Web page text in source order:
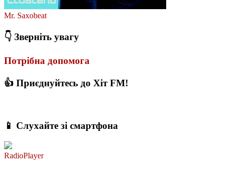
Mr. Saxobeat
👇 Зверніть увагу
Потрібна допомога
👍 Приєднуйтесь до Хіт FM!
📱 Слухайте зі смартфона
RadioPlayer